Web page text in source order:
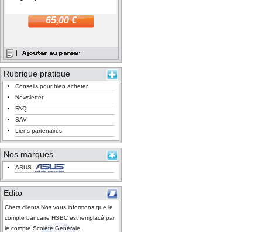
65,00 €
Rubrique pratique
Conseils pour bien acheter
Newsletter
FAQ
SAV
Liens partenaires
Nos marques
ASUS
Edito
Chers clients Nos vous informons que le
compte bancaire HSBC est remplacé par
le compte Scoiété Générale.